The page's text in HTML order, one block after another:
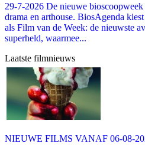
29-7-2026 De nieuwe
drama en arthouse. BiosAgenda
als Film van de Week: de nieuwste
superheld, waarmee...
Laatste filmnieuws
NIEUWE FILMS VANAF 06-08-